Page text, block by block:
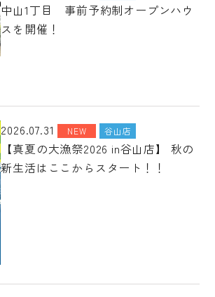
中山1丁目 事前予約制オープンハウ
スを開催！
2026.07.31 NEW 谷山店
【真夏の大漁祭2026 in谷山店】 秋の
新生活はここからスタート！！